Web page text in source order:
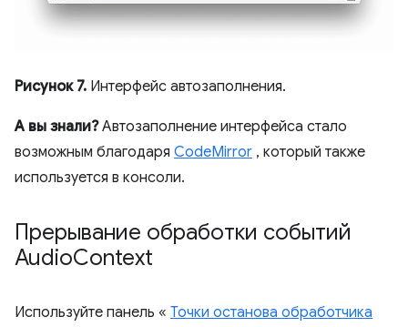
Рисунок 7. Интерфейс автозаполнения.
А вы знали?Автозаполнение интерфейса стало
возможным благодаря CodeMirror , который также
используется в консоли.
Прерывание обработки событий
AudioContext
Используйте панель « Точки останова обработчика